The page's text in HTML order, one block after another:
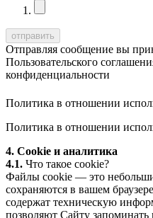
Отправляя сообщение вы
Пользовательского
конфиденциальности
Политика в отношении
Политика в отношении
4. Cookie и аналитика
4.1. Что такое cookie?
Файлы cookie — это
сохраняются в вашем
содержат техническую
позволяют Сайту